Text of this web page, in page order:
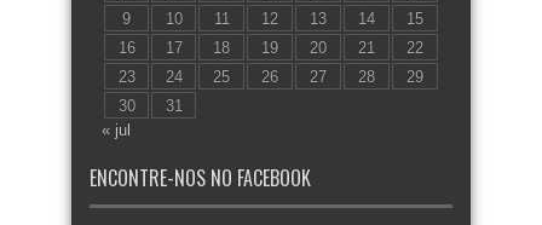
9
10 11 12 13 14
15
16
17 18 19 20 21
22
23
24 25 26 27 28
29
30
31
« jul
ENCONTRE-NOS NO FACEBOOK